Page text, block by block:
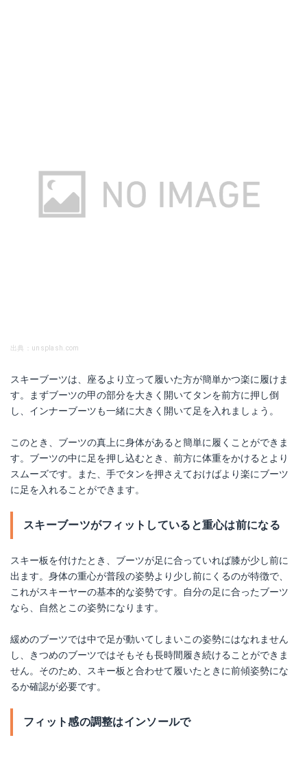
出典：unsplash.com
スキーブーツは、座るより立って履いた方が簡単かつ楽に履けま
す。まずブーツの甲の部分を大きく開いてタンを前方に押し倒
し、インナーブーツも一緒に大きく開いて足を入れましょう。
このとき、ブーツの真上に身体があると簡単に履くことができま
す。ブーツの中に足を押し込むとき、前方に体重をかけるとより
スムーズです。また、手でタンを押さえておけばより楽にブーツ
に足を入れることができます。
スキーブーツがフィットしていると重心は前になる
スキー板を付けたとき、ブーツが足に合っていれば膝が少し前に
出ます。身体の重心が普段の姿勢より少し前にくるのが特徴で、
これがスキーヤーの基本的な姿勢です。自分の足に合ったブーツ
なら、自然とこの姿勢になります。
緩めのブーツでは中で足が動いてしまいこの姿勢にはなれません
し、きつめのブーツではそもそも長時間履き続けることができま
せん。そのため、スキー板と合わせて履いたときに前傾姿勢にな
るか確認が必要です。
フィット感の調整はインソールで